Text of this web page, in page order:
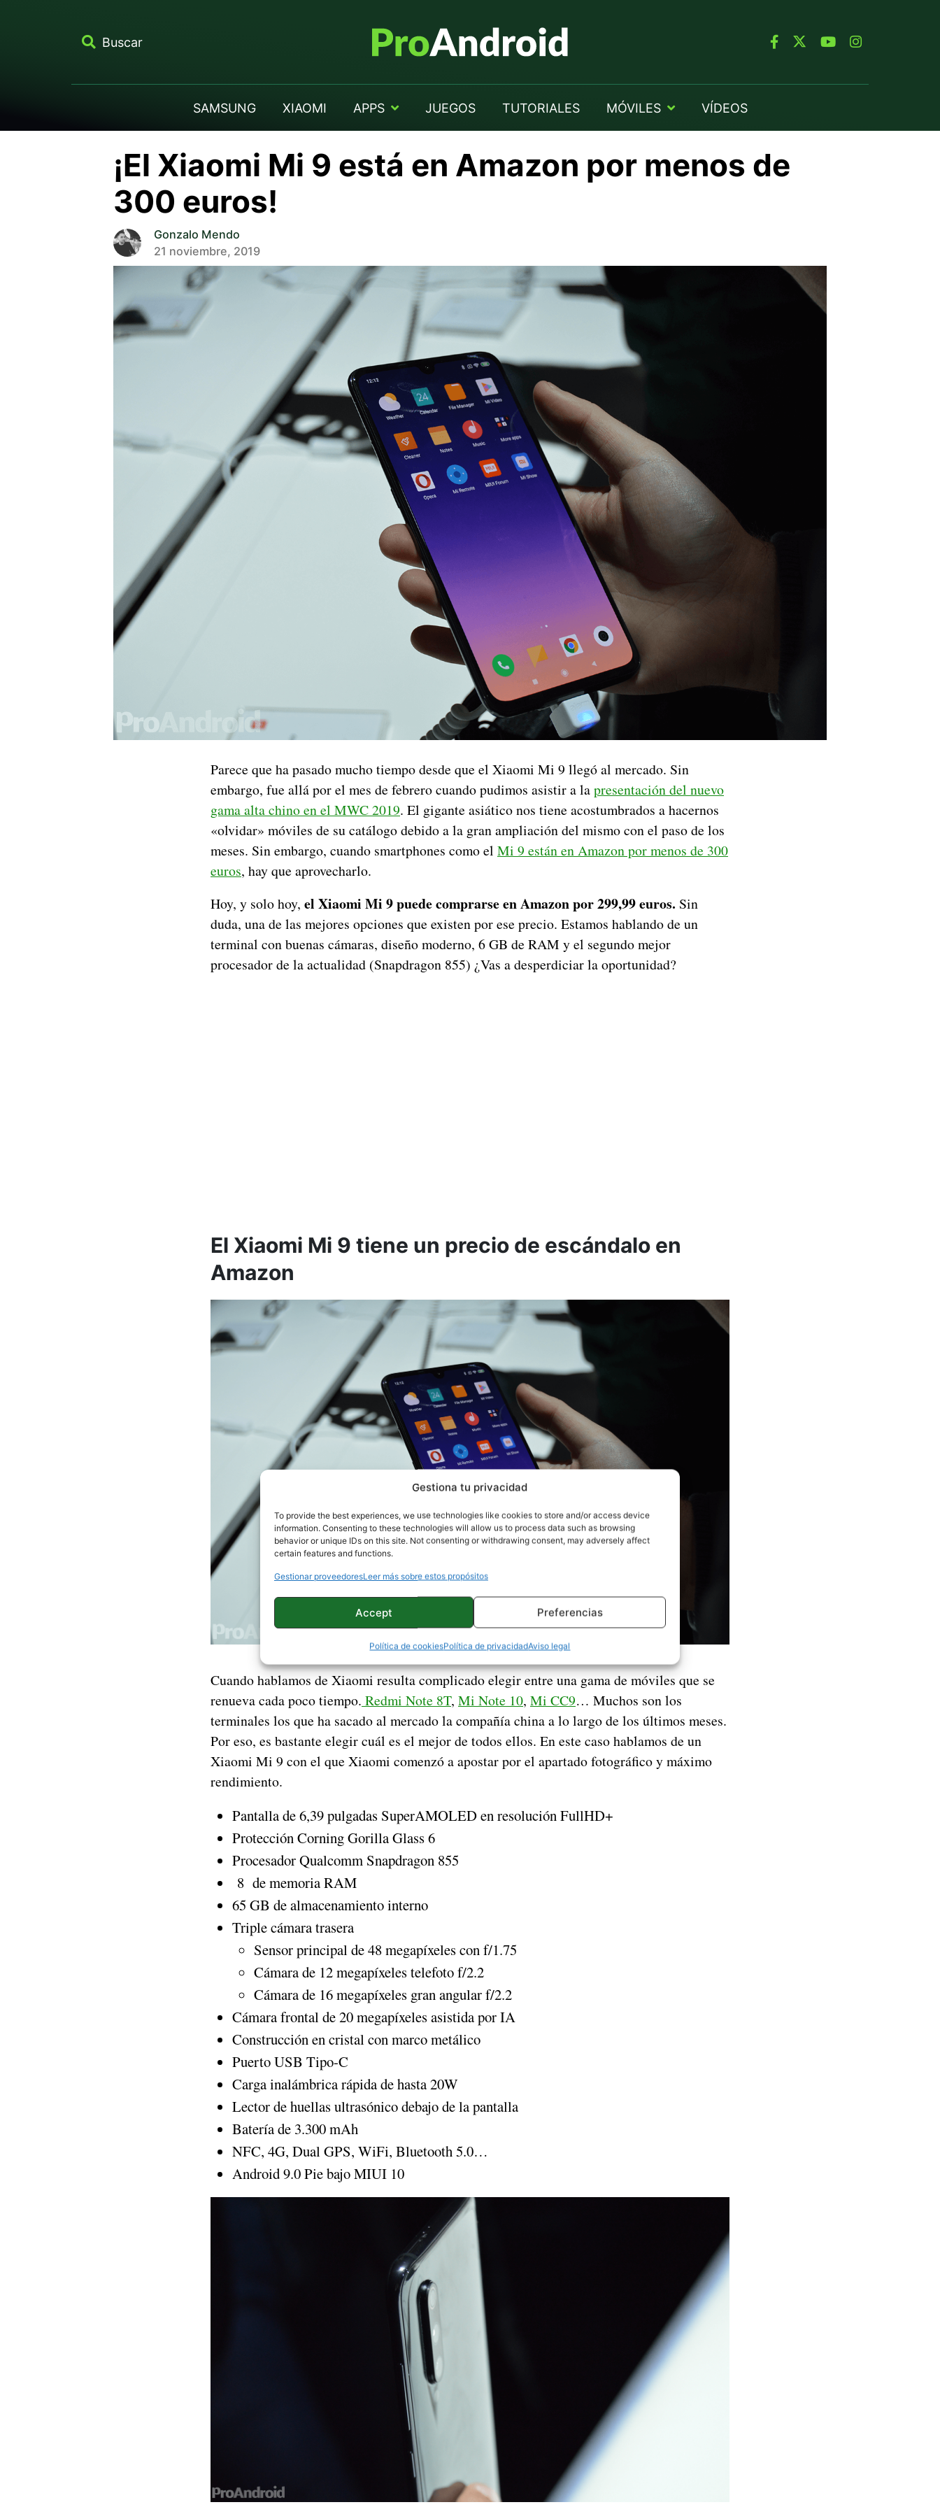
Gestiona tu privacidad
To provide the best experiences, we use technologies like cookies to store and/or access device
information. Consenting to these technologies will allow us to process data such as browsing
behavior or unique IDs on this site. Not consenting or withdrawing consent, may adversely affect
certain features and functions.
Gestionar proveedoresLeer más sobre estos propósitos
Accept Preferencias
Política de cookiesPolítica de privacidadAviso legal
Buscar
SAMSUNG XIAOMI APPS JUEGOS TUTORIALES MÓVILES VÍDEOS
¡El Xiaomi Mi 9 está en Amazon por menos de
300 euros!
Gonzalo Mendo
21 noviembre, 2019
Parece que ha pasado mucho tiempo desde que el Xiaomi Mi 9 llegó al mercado. Sin
embargo, fue allá por el mes de febrero cuando pudimos asistir a lapresentación del nuevo
gama alta chino en el MWC 2019. El gigante asiático nos tiene acostumbrados a hacernos
«olvidar» móviles de su catálogo debido a la gran ampliación del mismo con el paso de los
meses. Sin embargo, cuando smartphones como el Mi 9 están en Amazon por menos de 300
euros, hay que aprovecharlo.
Hoy, y solo hoy, el Xiaomi Mi 9 puede comprarse en Amazon por 299,99 euros. Sin
duda, una de las mejores opciones que existen por ese precio. Estamos hablando de un
terminal con buenas cámaras, diseño moderno, 6 GB de RAM y el segundo mejor
procesador de la actualidad (Snapdragon 855) ¿Vas a desperdiciar la oportunidad?
El Xiaomi Mi 9 tiene un precio de escándalo en
Amazon
Cuando hablamos de Xiaomi resulta complicado elegir entre una gama de móviles que se
renueva cada poco tiempo. Redmi Note 8T, Mi Note 10, Mi CC9… Muchos son los
terminales los que ha sacado al mercado la compañía china a lo largo de los últimos meses.
Por eso, es bastante elegir cuál es el mejor de todos ellos. En este caso hablamos de un
Xiaomi Mi 9 con el que Xiaomi comenzó a apostar por el apartado fotográfico y máximo
rendimiento.
Pantalla de 6,39 pulgadas SuperAMOLED en resolución FullHD+
Protección Corning Gorilla Glass 6
Procesador Qualcomm Snapdragon 855
8 de memoria RAM
65 GB de almacenamiento interno
Triple cámara trasera
Sensor principal de 48 megapíxeles con f/1.75
Cámara de 12 megapíxeles telefoto f/2.2
Cámara de 16 megapíxeles gran angular f/2.2
Cámara frontal de 20 megapíxeles asistida por IA
Construcción en cristal con marco metálico
Puerto USB Tipo-C
Carga inalámbrica rápida de hasta 20W
Lector de huellas ultrasónico debajo de la pantalla
Batería de 3.300 mAh
NFC, 4G, Dual GPS, WiFi, Bluetooth 5.0…
Android 9.0 Pie bajo MIUI 10